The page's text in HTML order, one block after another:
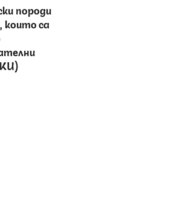
породи
които са